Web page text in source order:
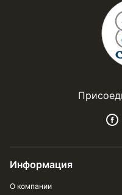
Информация
О компании